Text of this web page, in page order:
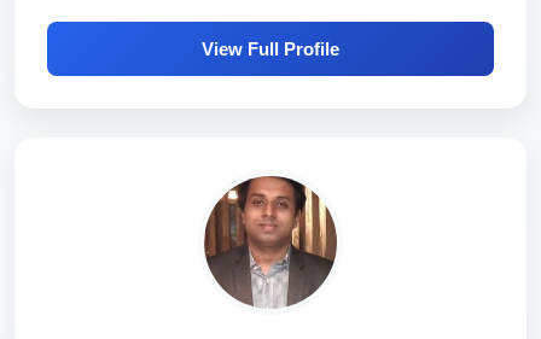
View Full Profile